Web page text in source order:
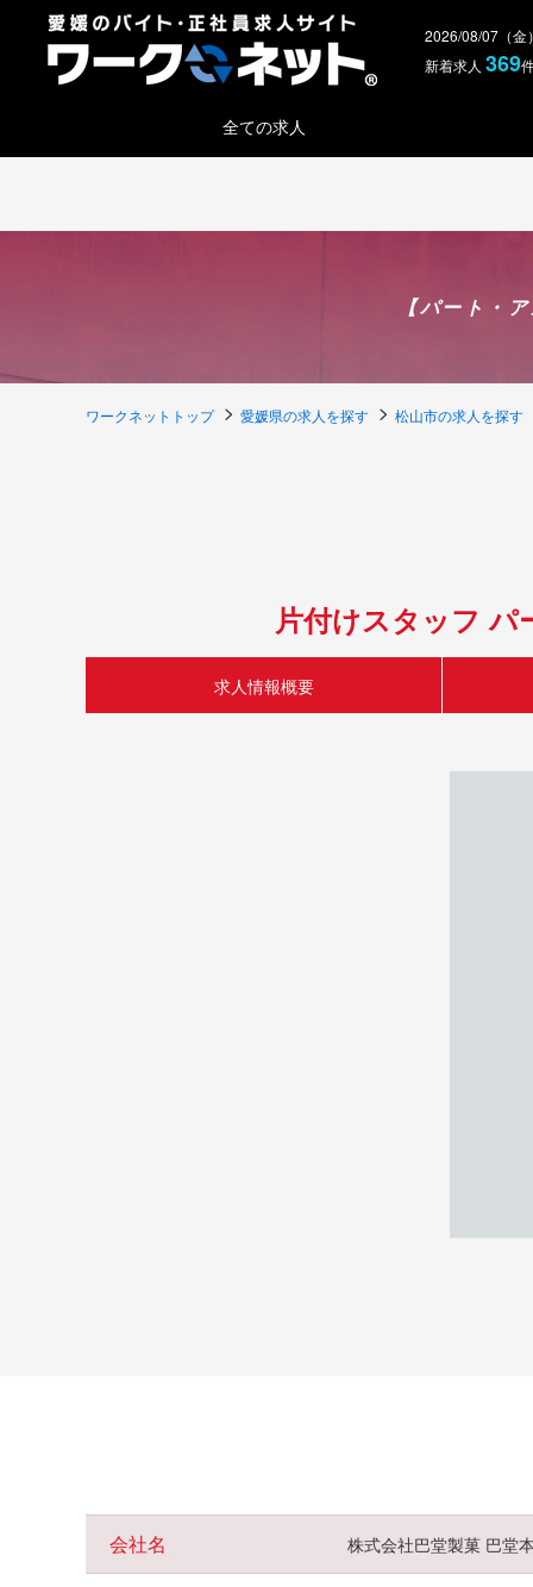
2026/08/07（金
新着求人 369
全ての求人
【パート・
ワークネットトップ 愛媛県の求人を探す 松山市の求人を探す
片付けスタッフ パ
求人情報概要
会社名 株式会社巴堂製菓 巴堂